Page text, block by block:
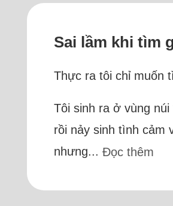
Sai lầm khi tìm
Thực ra tôi chỉ muốn
Tôi sinh ra ở vùng
rồi nảy sinh tình cảm
nhưng...Đọc thêm